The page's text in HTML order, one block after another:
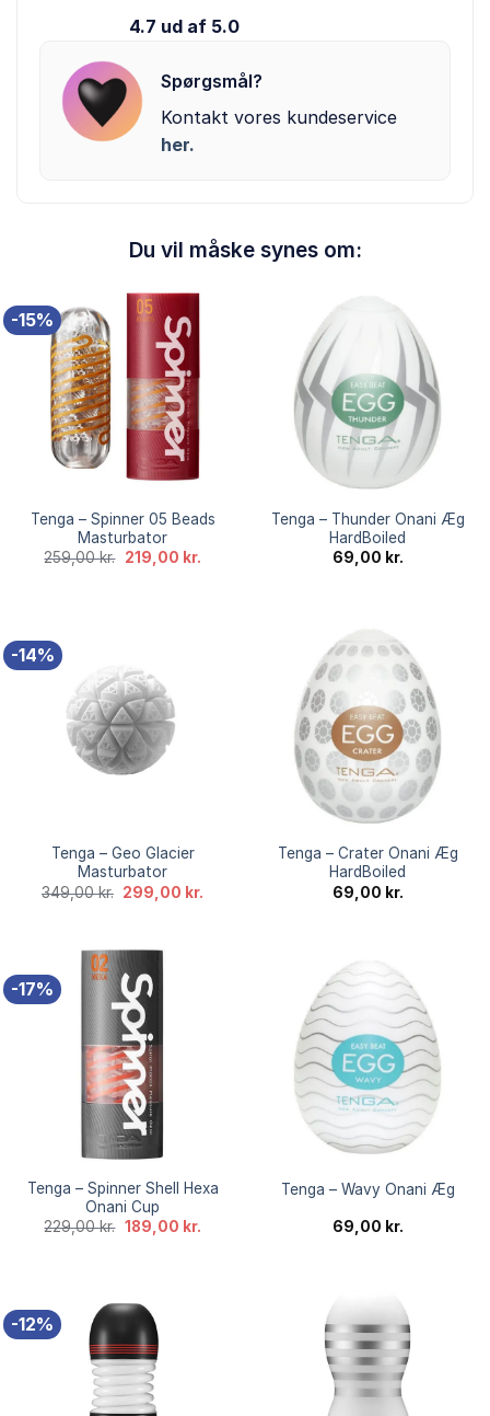
4.7 ud af 5.0
Spørgsmål?
Kontakt vores kundeservice
her.
Du vil måske synes om:
-15%
Tenga – Spinner 05 Beads
Masturbator
259,00kr. Den
oprindelige
219,00 kr.
Tenga – Thunder Onani Æg
HardBoiled
69,00 kr.
-14%
Tenga – Geo Glacier
Masturbator
349,00kr. Den
oprindelige
349,00 kr..
299,00 kr.
Tenga – Crater Onani Æg
HardBoiled
69,00 kr.
-17%
Tenga – Spinner Shell Hexa
Onani Cup
229,00kr. Den
oprindelige
189,00 kr.Den
Tenga – Wavy Onani Æg
69,00 kr.
-12%